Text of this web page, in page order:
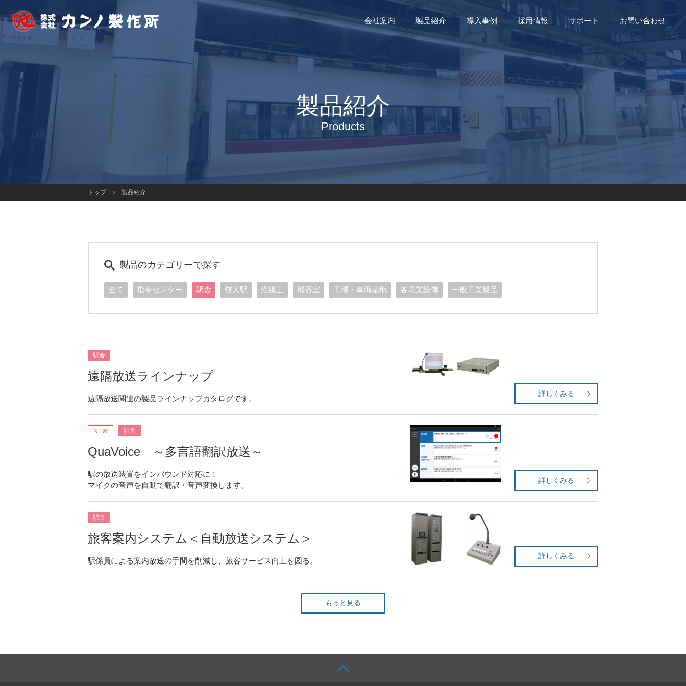
会社案内 製品紹介 導入事例 採用情報 サポート お問い合わせ
製品紹介
Products
トップ 製品紹介
製品のカテゴリーで探す
全て 指令センター 駅舎 無人駅 沿線上 機器室 工場・車両基地 各現業設備 一般工業製品
駅舎
遠隔放送ラインナップ
遠隔放送関連の製品ラインナップカタログです。
詳しくみる
NEW 駅舎
QuaVoice ～多言語翻訳放送～
駅の放送装置をインバウンド対応に！
マイクの音声を自動で翻訳・音声変換します。
詳しくみる
駅舎
旅客案内システム＜自動放送システム＞
駅係員による案内放送の手間を削減し、旅客サービス向上を図る。
詳しくみる
もっと見る